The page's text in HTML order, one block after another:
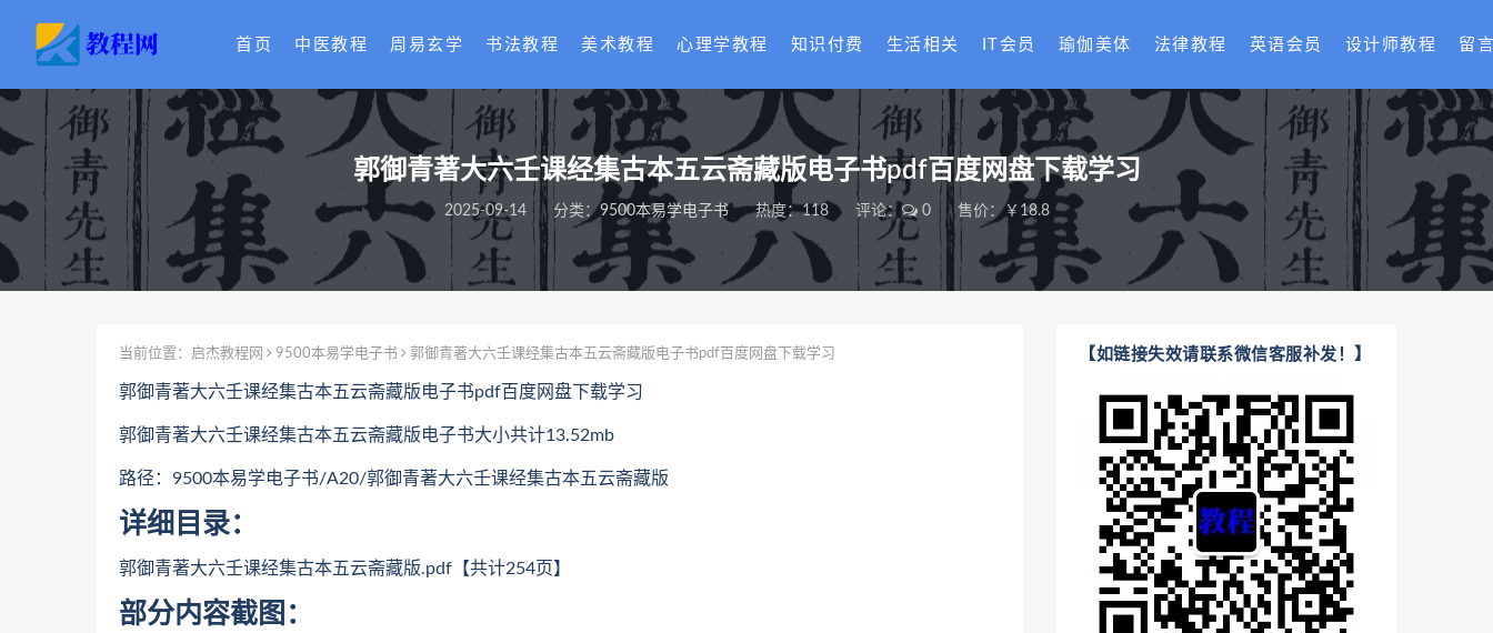
首页 中医教程 周易玄学 书法教程 美术教程 心理学教程 知识付费 生活相关 IT会员 瑜伽美体 法律教程 英语会员 设计师教程 留
郭御青著大六壬课经集古本五云斋藏版电子书pdf百度网盘下载学习
2025-09-14 分类：9500本易学电子书 热度：118 评论： 0 售价：￥18.8
当前位置： 启杰教程网 9500本易学电子书 郭御青著大六壬课经集古本五云斋藏版电子书pdf百度网盘下载学习
郭御青著大六壬课经集古本五云斋藏版电子书pdf百度网盘下载学习
郭御青著大六壬课经集古本五云斋藏版电子书大小共计13.52mb
路径：9500本易学电子书/A20/郭御青著大六壬课经集古本五云斋藏版
详细目录：
郭御青著大六壬课经集古本五云斋藏版.pdf【共计254页】
部分内容截图：
【如链接失效请联系微信客服补发！】